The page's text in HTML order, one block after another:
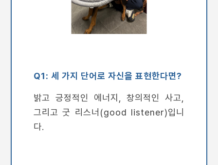
Q1: 세 가지 단어로 자신을 표현한다면?
밝고 긍정적인 에너지, 창의적인 사고,
그리고 굿 리스너(good listener)입니
다.